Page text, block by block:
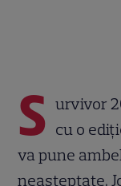
S urvivor
cu o
va pune
neașteptate.